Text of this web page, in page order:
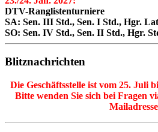
DTV-Ranglistenturniere
SA: Sen. III Std., Sen. I Std., Hgr.
SO: Sen. IV Std., Sen. II Std., Hgr.
Blitznachrichten
Die Geschäftsstelle ist vom 25. Juli
Bitte wenden Sie sich bei Fragen